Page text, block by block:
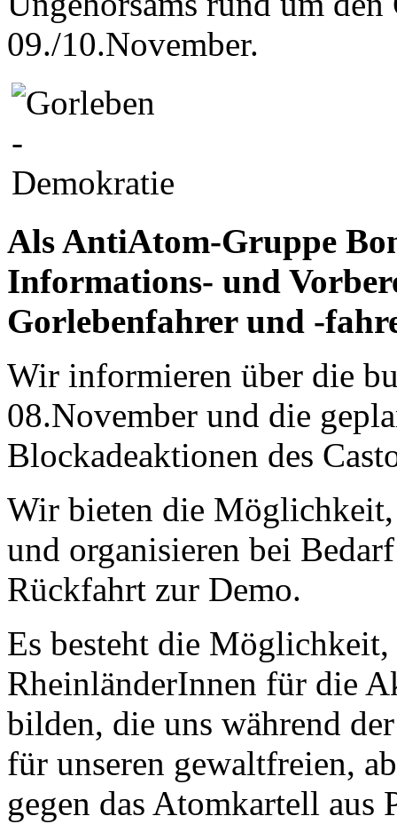
09./10.November.
Als AntiAtom-Gruppe
Informations- und
Gorlebenfahrer und -
Wir informieren über die
08.November und die
Blockadeaktionen des
Wir bieten die
und organisieren bei
Rückfahrt zur Demo.
Es besteht die
RheinländerInnen für die
bilden, die uns während
für unseren gewaltfreien,
gegen das Atomkartell